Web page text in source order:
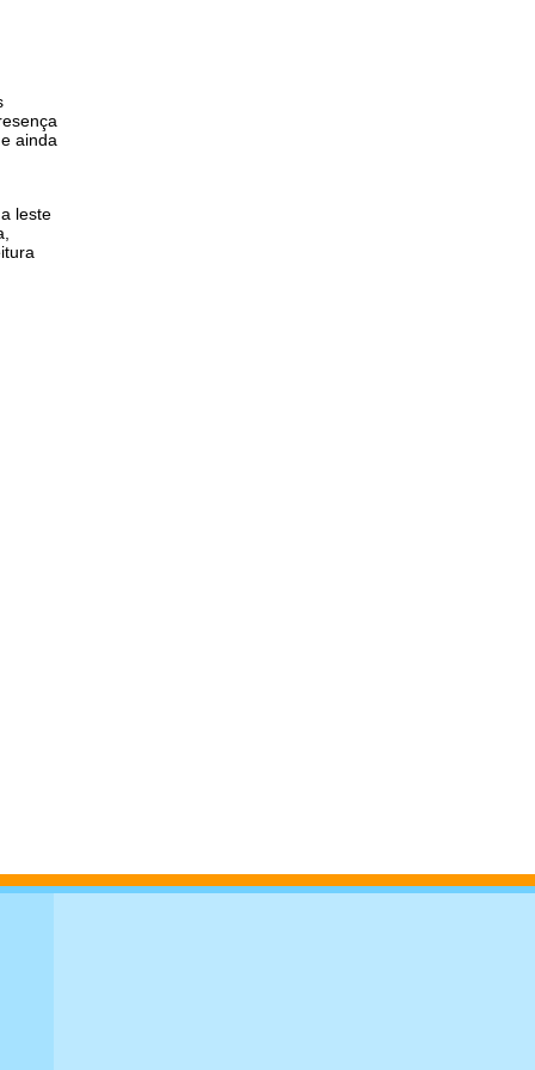
ainda
leste